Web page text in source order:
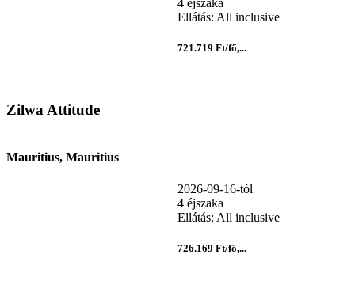
4 éjszaka
Ellátás: All inclusive
721.719 Ft/fő,...
Zilwa Attitude
Mauritius, Mauritius
2026-09-16-tól
4 éjszaka
Ellátás: All inclusive
726.169 Ft/fő,...